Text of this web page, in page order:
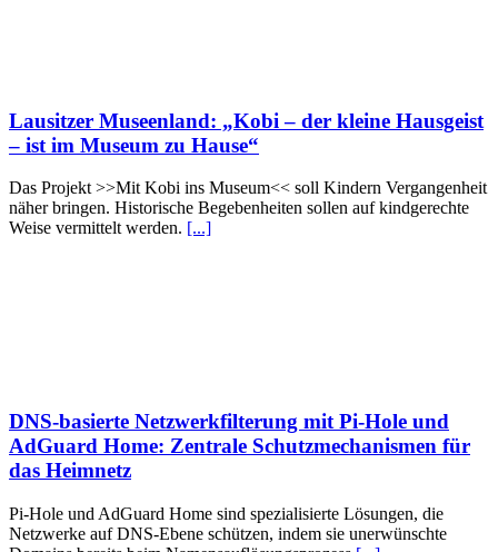
Lausitzer Museenland: „Kobi – der kleine Hausgeist
– ist im Museum zu Hause“
Das Projekt >>Mit Kobi ins Museum<< soll Kindern Vergangenheit
näher bringen. Historische Begebenheiten sollen auf kindgerechte
Weise vermittelt werden. [...]
DNS-basierte Netzwerkfilterung mit Pi‑Hole und
AdGuard Home: Zentrale Schutzmechanismen für
das Heimnetz
Pi‑Hole und AdGuard Home sind spezialisierte Lösungen, die
Netzwerke auf DNS‑Ebene schützen, indem sie unerwünschte